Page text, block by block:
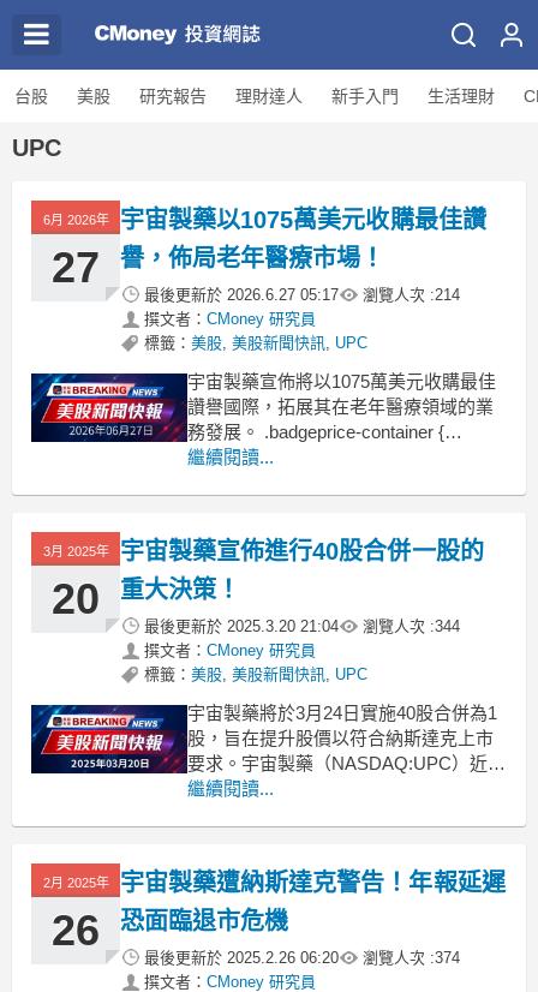
台股 美股 研究報告 理財達人 新手入門 生活理財
UPC
6月 2026年
27
宇宙製藥以1075萬美元收購最佳讚
譽，佈局老年醫療市場！
最後更新於 2026.6.27 05:17 瀏覽人次 :214
撰文者： CMoney 研究員
標籤： 美股, 美股新聞快訊, UPC
宇宙製藥宣佈將以1075萬美元收購最佳
讚譽國際，拓展其在老年醫療領域的業
務發展。 .badgeprice-container {
display: flex !important;
flex-wrap:
繼續閱讀...
3月 2025年
20
宇宙製藥宣佈進行40股合併一股的
重大決策！
最後更新於 2025.3.20 21:04 瀏覽人次 :344
撰文者： CMoney 研究員
標籤： 美股, 美股新聞快訊, UPC
宇宙製藥將於3月24日實施40股合併為1
股，旨在提升股價以符合納斯達克上市
要求。宇宙製藥（NASDAQ:UPC）近日
宣佈計劃對其普通股進行合併，每40股
斯達克的持續上市標準，特別是在公司
近期收到納斯達克的退市通知之後。背
景資料顯
繼續閱讀...
2月 2025年
26
宇宙製藥遭納斯達克警告！年報延遲
恐面臨退市危機
最後更新於 2025.2.26 06:20 瀏覽人次 :374
撰文者： CMoney 研究員